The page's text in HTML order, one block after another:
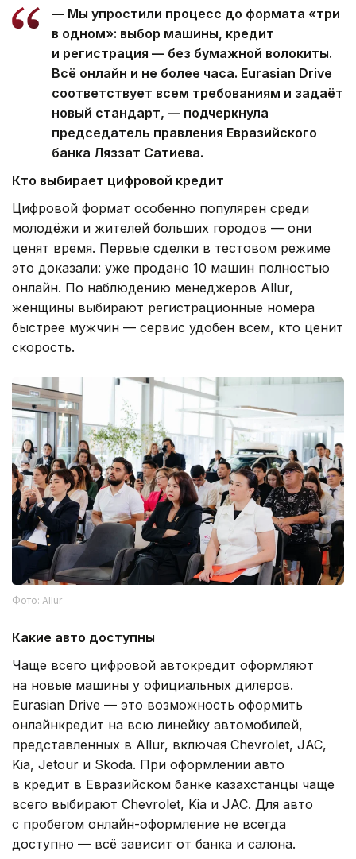
— Мы упростили процесс до формата «три
в одном»: выбор машины, кредит
и регистрация — без бумажной волокиты.
Всё онлайн и не более часа. Eurasian Drive
соответствует всем требованиям и задаёт
новый стандарт, — подчеркнула
председатель правления Евразийского
банка Ляззат Сатиева.
Кто выбирает цифровой кредит
Цифровой формат особенно популярен среди
молодёжи и жителей больших городов — они
ценят время. Первые сделки в тестовом режиме
это доказали: уже продано 10 машин полностью
онлайн. По наблюдению менеджеров Allur,
женщины выбирают регистрационные номера
быстрее мужчин — сервис удобен всем, кто ценит
скорость.
Фото: Allur
Какие авто доступны
Чаще всего цифровой автокредит оформляют
на новые машины у официальных дилеров.
Eurasian Drive — это возможность оформить
онлайнкредит на всю линейку автомобилей,
представленных в Allur, включая Chevrolet, JAC,
Kia, Jetour и Skoda. При оформлении авто
в кредит в Евразийском банке казахстанцы чаще
всего выбирают Chevrolet, Kia и JAC. Для авто
с пробегом онлайн-оформление не всегда
доступно — всё зависит от банка и салона.